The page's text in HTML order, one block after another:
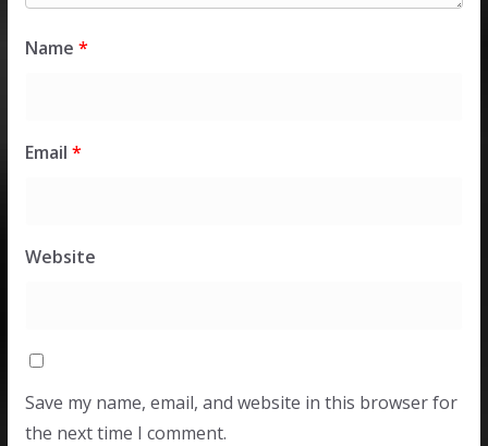
Name *
Email *
Website
Save my name, email, and website in this browser for
the next time I comment.